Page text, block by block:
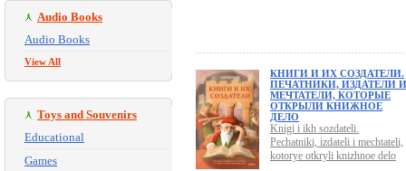
Audio Books
Audio Books
View All
Toys and Souvenirs
Educational
Games
КНИГИ И ИХ СОЗДАТЕЛИ.
ПЕЧАТНИКИ, ИЗДАТЕЛИ И
МЕЧТАТЕЛИ, КОТОРЫЕ
ОТКРЫЛИ КНИЖНОЕ
ДЕЛО
Knigi i ikh sozdateli.
Pechatniki, izdateli i mechtateli,
kotorye otkryli knizhnoe delo